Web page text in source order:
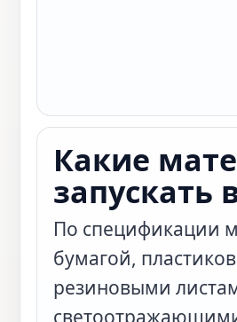
Какие
запускать
По спецификации
бумагой,
резиновыми